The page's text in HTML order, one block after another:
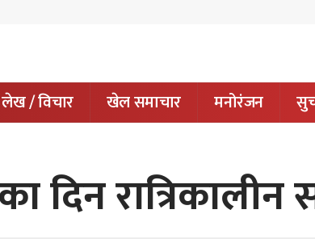
लेख / विचार खेल समाचार मनोरंजन
दिन